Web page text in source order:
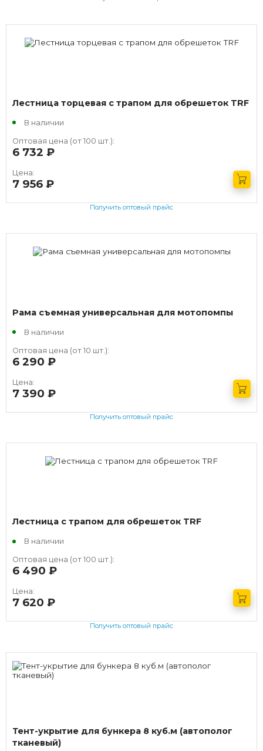
Лестница торцевая с трапом для обрешеток TRF
В наличии
Оптовая цена (от 100 шт.):
6 732
Цена:
7 956
Получить оптовый прайс
Рама съемная универсальная для мотопомпы
В наличии
Оптовая цена (от 10 шт.):
6 290
Цена:
7 390
Получить оптовый прайс
Лестница с трапом для обрешеток TRF
В наличии
Оптовая цена (от 100 шт.):
6 490
Цена:
7 620
Получить оптовый прайс
Тент-укрытие для бункера 8 куб.м (автополог
тканевый)